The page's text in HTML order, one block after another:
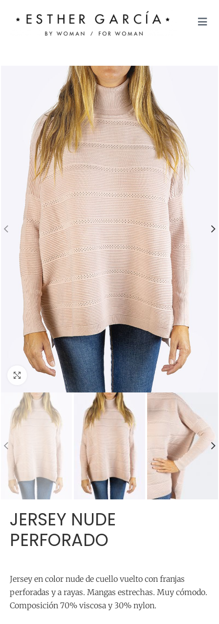
Click para agrandar
JERSEY NUDE
PERFORADO
Jersey en color nude de cuello vuelto con franjas
perforadas y a rayas. Mangas estrechas. Muy cómodo.
Composición 70% viscosa y 30% nylon.